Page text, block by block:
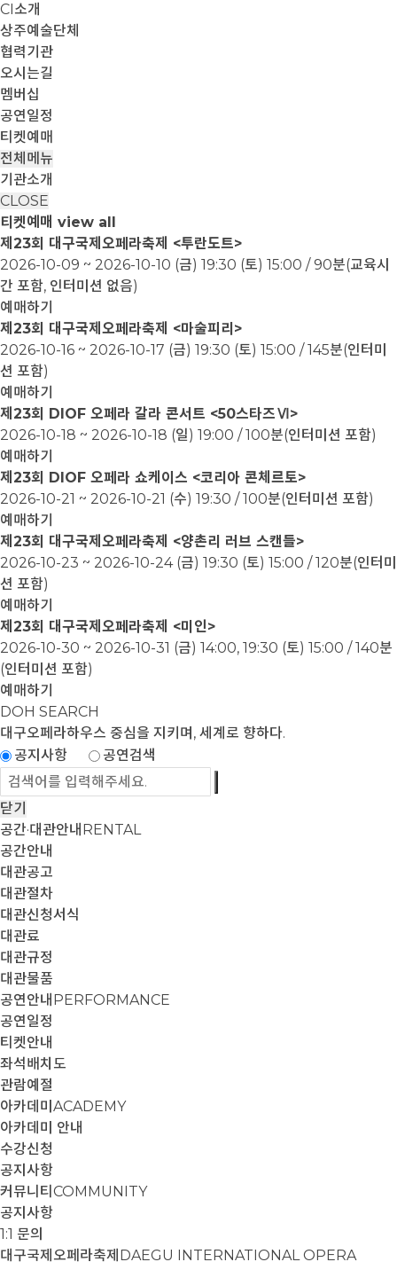
CI소개
상주예술단체
협력기관
오시는길
멤버십
공연일정
티켓예매
전체메뉴
기관소개
CLOSE
티켓예매 view all
제23회 대구국제오페라축제 <투란도트>
2026-10-09 ~ 2026-10-10 (금) 19:30 (토) 15:00 / 90분(교육시
간 포함, 인터미션 없음)
예매하기
제23회 대구국제오페라축제 <마술피리>
2026-10-16 ~ 2026-10-17 (금) 19:30 (토) 15:00 / 145분(인터미
션 포함)
예매하기
제23회 DIOF 오페라 갈라 콘서트 <50스타즈Ⅵ>
2026-10-18 ~ 2026-10-18 (일) 19:00 / 100분(인터미션 포함)
예매하기
제23회 DIOF 오페라 쇼케이스 <코리아 콘체르토>
2026-10-21 ~ 2026-10-21 (수) 19:30 / 100분(인터미션 포함)
예매하기
제23회 대구국제오페라축제 <양촌리 러브 스캔들>
2026-10-23 ~ 2026-10-24 (금) 19:30 (토) 15:00 / 120분(인터미
션 포함)
예매하기
제23회 대구국제오페라축제 <미인>
2026-10-30 ~ 2026-10-31 (금) 14:00, 19:30 (토) 15:00 / 140분
(인터미션 포함)
예매하기
DOH SEARCH
대구오페라하우스 중심을 지키며, 세계로 향하다.
공지사항
공연검색
닫기
공간·대관안내 RENTAL
공간안내
대관공고
대관절차
대관신청서식
대관료
대관규정
대관물품
공연안내 PERFORMANCE
공연일정
티켓안내
좌석배치도
관람예절
아카데미 ACADEMY
아카데미 안내
수강신청
공지사항
커뮤니티 COMMUNITY
공지사항
1:1 문의
대구국제오페라축제 DAEGU INTERNATIONAL OPERA